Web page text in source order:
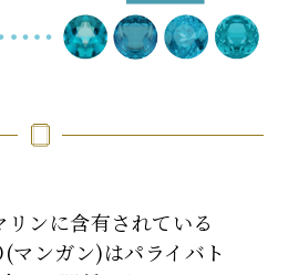
ンに含有されている
マンガン)はパライバト